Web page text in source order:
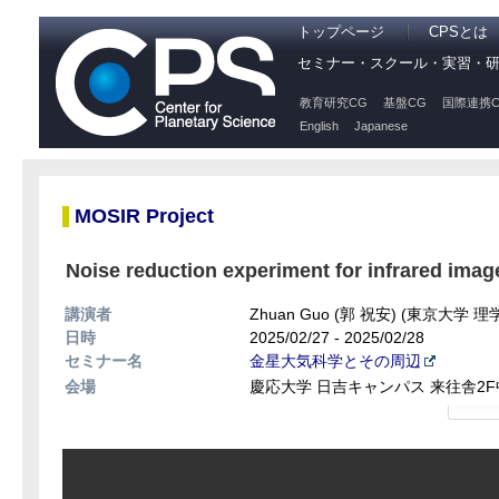
トップページ CPSとは
セミナー・スクール・実習・
教育研究CG 基盤CG 国際連携
English
Japanese
MOSIR Project
Noise reduction experiment for infrared
講演者
Zhuan Guo (郭 祝安) (東京大学 理
日時
2025/02/27 - 2025/02/28
セミナー名
金星大気科学とその周辺
会場 慶応大学 日吉キャンパス 来往舎